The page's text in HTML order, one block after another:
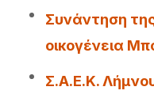
Συνάντηση
οικογένεια
Σ.Α.Ε.Κ.